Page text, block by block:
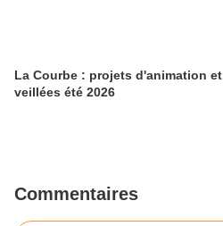
La Courbe : projets d'animation et
veillées été 2026
Commentaires